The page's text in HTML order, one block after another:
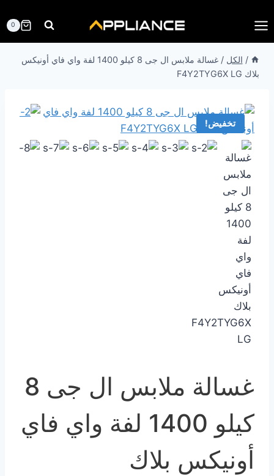
إلى
المحتوى
0
/ الكل /
غسالة ملابس ال جى 8 كيلو 1400 لفة واي فاي أونيكس
بلاك F4Y2TYG6X LG
تخفيض!
غسالة ملابس ال جى 8
كيلو 1400 لفة واي فاي
أونيكس بلاك